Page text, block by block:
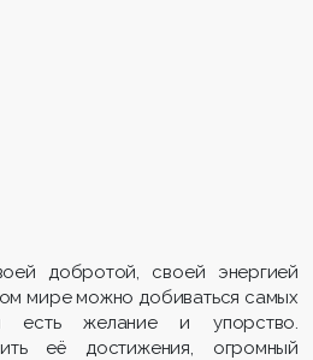
добротой, своей энергией
мире можно добиваться самых
есть желание и упорство.
её достижения, огромный